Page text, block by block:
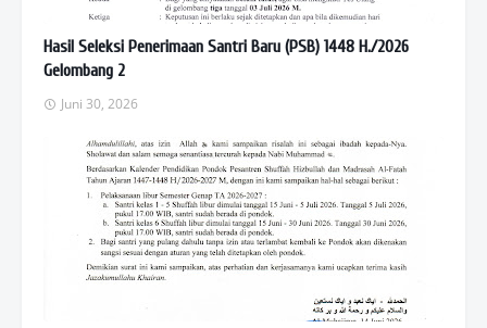
Hasil Seleksi Penerimaan Santri Baru (PSB) 1448 H./2026
Gelombang 2
Juni 30, 2026